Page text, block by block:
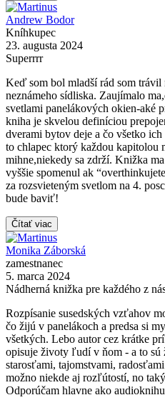
Andrew Bodor
Kníhkupec
23. augusta 2024
Superrrr
Keď som bol mladší rád som trávil
neznámeho sídliska. Zaujímalo
svetlami panelákových okien-aké
kniha je skvelou definíciou
dverami bytov deje a čo všetko
to chlapec ktorý každou kapitolou
mihne,niekedy sa zdrží. Knižka
vyššie spomenul ak
za rozsvieteným svetlom na 4.
bude baviť!
Čítať viac
Monika Záborská
zamestnanec
5. marca 2024
Nádherná knižka pre každého z
Rozpísanie susedských vzťahov
čo žijú v panelákoch a predsa si
všetkých. Lebo autor cez krátke
opisuje životy ľudí v ňom - a to sú
starosťami, tajomstvami,
možno niekde aj rozľútostí, no
Odporúčam hlavne ako